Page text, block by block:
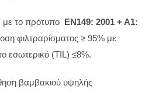
το πρότυπο
EN149: 2001 + A1:
φιλτραρίσματος ≥ 95% με
εσωτερικό (TIL) ≤8%.
βαμβακιού υψηλής